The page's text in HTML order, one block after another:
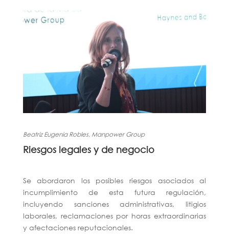
Beatriz Eugenia Robles, Manpower Group
Riesgos legales y de negocio
Se abordaron los posibles riesgos asociados al
incumplimiento de esta futura regulación,
incluyendo sanciones administrativas, litigios
laborales, reclamaciones por horas extraordinarias
y afectaciones reputacionales.